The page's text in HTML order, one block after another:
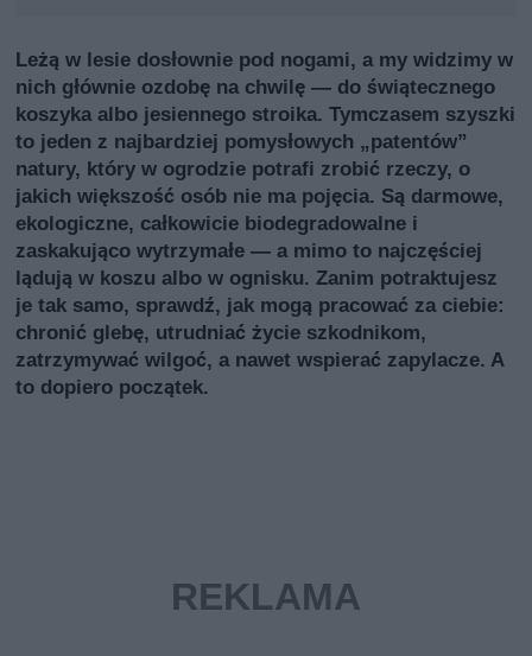
Leżą w lesie dosłownie pod nogami, a my widzimy w
nich głównie ozdobę na chwilę — do świątecznego
koszyka albo jesiennego stroika. Tymczasem szyszki
to jeden z najbardziej pomysłowych „patentów”
natury, który w ogrodzie potrafi zrobić rzeczy, o
jakich większość osób nie ma pojęcia. Są darmowe,
ekologiczne, całkowicie biodegradowalne i
zaskakująco wytrzymałe — a mimo to najczęściej
lądują w koszu albo w ognisku. Zanim potraktujesz
je tak samo, sprawdź, jak mogą pracować za ciebie:
chronić glebę, utrudniać życie szkodnikom,
zatrzymywać wilgoć, a nawet wspierać zapylacze. A
to dopiero początek.